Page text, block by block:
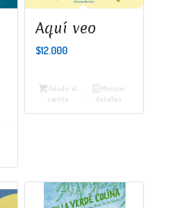
Aquí veo
$12.000
Añadir al
carrito
Mostrar
detalles